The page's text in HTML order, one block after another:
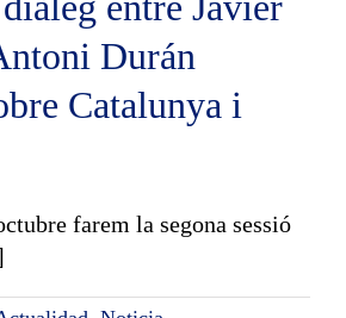
Durán
Catalunya i
farem la segona sessió